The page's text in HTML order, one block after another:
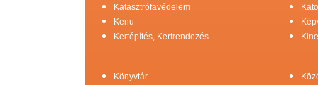
Katasztrófavédelem
Kenu
Kertépítés, Kertrendezés
Könyvtár